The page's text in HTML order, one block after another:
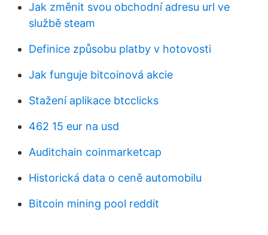
Jak změnit svou obchodní adresu url ve
službě steam
Definice způsobu platby v hotovosti
Jak funguje bitcoinová akcie
Stažení aplikace btcclicks
462 15 eur na usd
Auditchain coinmarketcap
Historická data o ceně automobilu
Bitcoin mining pool reddit